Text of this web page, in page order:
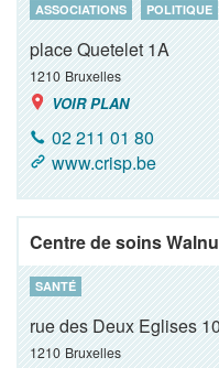
ASSOCIATIONS POLITIQUE
place Quetelet 1A
1210 Bruxelles
VOIR PLAN
02 211 01 80
www.crisp.be
Centre de soins
SANTÉ
rue des Deux Eglises
1210 Bruxelles